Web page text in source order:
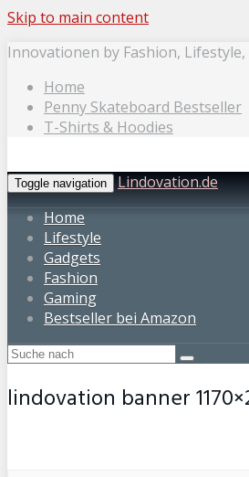
Skip to main content
Innovationen by Fashion,
Home
Penny Skateboard Bestseller
T-Shirts & Hoodies
Toggle navigation
Lindovation.de
Home
Lifestyle
Gadgets
Fashion
Gaming
Bestseller bei Amazon
lindovation banner